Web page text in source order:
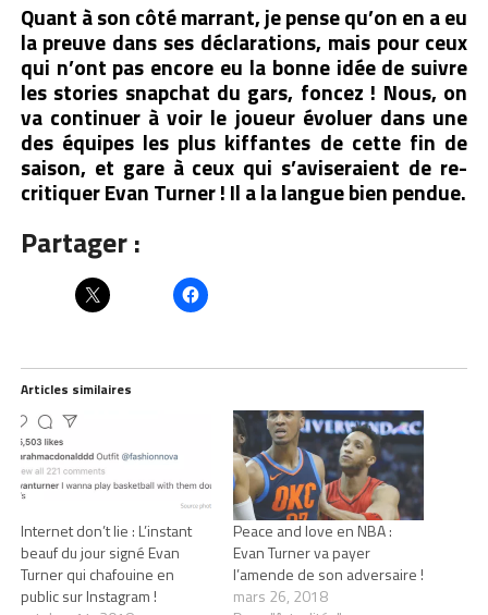
Quant à son côté marrant, je pense qu’on en a eu
la preuve dans ses déclarations, mais pour ceux
qui n’ont pas encore eu la bonne idée de suivre
les stories snapchat du gars, foncez ! Nous, on
va continuer à voir le joueur évoluer dans une
des équipes les plus kiffantes de cette fin de
saison, et gare à ceux qui s’aviseraient de re-
critiquer Evan Turner ! Il a la langue bien pendue.
Partager :
Articles similaires
Internet don’t lie : L’instant
beauf du jour signé Evan
Turner qui chafouine en
public sur Instagram !
Peace and love en NBA :
Evan Turner va payer
l’amende de son adversaire !
mars 26, 2018